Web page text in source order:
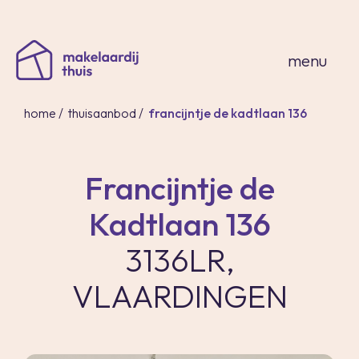
menu
sluiten
home
thuisaanbod
over ons
thuis in spanje
home / thuisaanbod / francijntje de kadtlaan 136
Francijntje de
Kadtlaan 136
3136LR,
VLAARDINGEN